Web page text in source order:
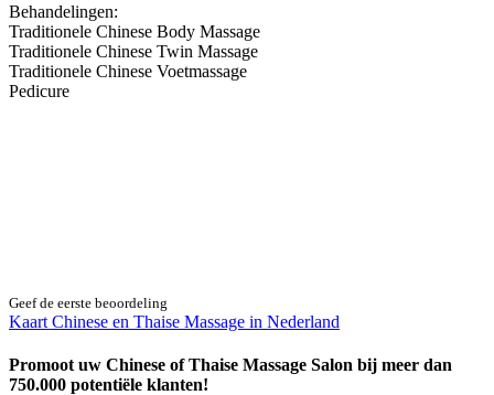
Behandelingen:
Traditionele Chinese Body Massage
Traditionele Chinese Twin Massage
Traditionele Chinese Voetmassage
Pedicure
Geef de eerste beoordeling
Kaart Chinese en Thaise Massage in Nederland
Promoot uw Chinese of Thaise Massage Salon bij meer dan
750.000 potentiële klanten!